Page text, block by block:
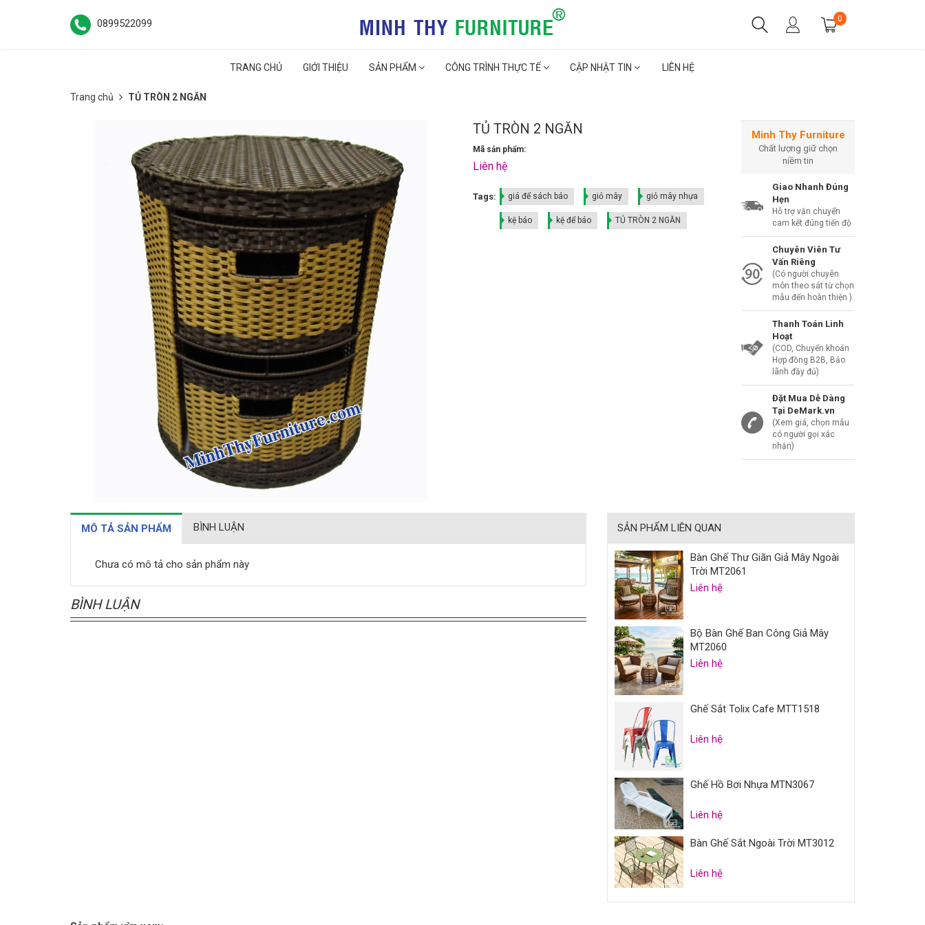
0899522099 0
TRANG CHỦ GIỚI THIỆU SẢN PHẨM CÔNG TRÌNH THỰC TẾ CẬP NHẬT TIN LIÊN HỆ
Trang chủ TỦ TRÒN 2 NGĂN
TỦ TRÒN 2 NGĂN
Mã sản phẩm:
Liên hệ
Tags: giá để sách báo giỏ mây giỏ mây nhựa
kệ báo kệ để báo TỦ TRÒN 2 NGĂN
Minh Thy Furniture
Chất lượng giữ chọn
niềm tin
Giao Nhanh Đúng
Hẹn
Hỗ trợ vận chuyển
cam kết đúng tiến độ
Chuyên Viên Tư
Vấn Riêng
(Có người chuyên
môn theo sát từ chọn
mẫu đến hoàn thiện )
Thanh Toán Linh
Hoạt
(COD, Chuyển khoản
Hợp đồng B2B, Bảo
lãnh đầy đủ)
Đặt Mua Dễ Dàng
Tại DeMark.vn
(Xem giá, chọn mẫu
có người gọi xác
nhận)
MÔ TẢ SẢN PHẨM BÌNH LUẬN
Chưa có mô tả cho sản phẩm này
BÌNH LUẬN
SẢN PHẨM LIÊN QUAN
Bàn Ghế Thư Giãn Giả Mây Ngoài
Trời MT2061
Liên hệ
Bộ Bàn Ghế Ban Công Giả Mây
MT2060
Liên hệ
Ghế Sắt Tolix Cafe MTT1518
Liên hệ
Ghế Hồ Bơi Nhựa MTN3067
Liên hệ
Bàn Ghế Sắt Ngoài Trời MT3012
Liên hệ